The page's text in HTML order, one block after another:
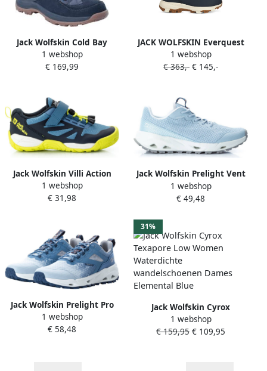
Jack Wolfskin Cold Bay
Texapore Mid Women
Waterdichte
1 webshop
€ 169,99
JACK WOLFSKIN Everquest
Texapore veterlaarzen
Blauw
1 webshop
€ 363,- € 145,-
Jack Wolfskin Villi Action
Low Kids Outdoor schoenen
Kinderen Ele tal Blue
1 webshop
€ 31,98
Jack Wolfskin Prelight Vent
Support System Low
Women Wandelschoen
1 webshop
€ 49,48
Jack Wolfskin Prelight Pro
Vent Support System Low
Women Wandelschoen
1 webshop
€ 58,48
31%
Jack Wolfskin Cyrox
Texapore Low Women
Waterdichte
1 webshop
€ 159,95 € 109,95